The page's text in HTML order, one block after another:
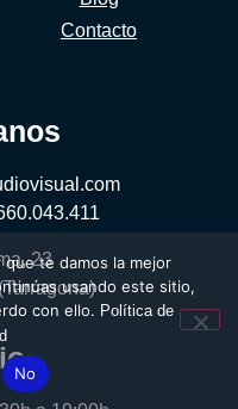
Contacto
23
que te damos la mejor
usando este sitio,
con ello. Política de
No